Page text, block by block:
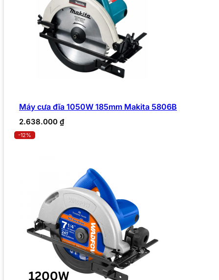
Máy cưa đĩa 1050W 185mm Makita 5806B
2.638.000 ₫
-12%